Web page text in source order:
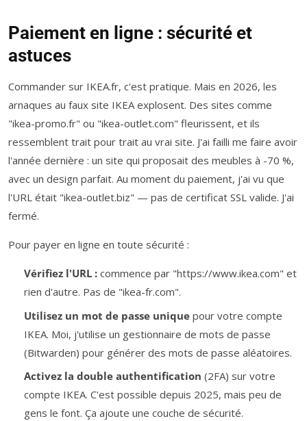
Paiement en ligne : sécurité et
astuces
Commander sur IKEA.fr, c'est pratique. Mais en 2026, les
arnaques au faux site IKEA explosent. Des sites comme
"ikea-promo.fr" ou "ikea-outlet.com" fleurissent, et ils
ressemblent trait pour trait au vrai site. J'ai failli me faire avoir
l'année dernière : un site qui proposait des meubles à -70 %,
avec un design parfait. Au moment du paiement, j'ai vu que
l'URL était "ikea-outlet.biz" — pas de certificat SSL valide. J'ai
fermé.
Pour payer en ligne en toute sécurité :
Vérifiez l'URL :commence par "https://www.ikea.com" et
rien d'autre. Pas de "ikea-fr.com".
Utilisez un mot de passe uniquepour votre compte
IKEA. Moi, j'utilise un gestionnaire de mots de passe
(Bitwarden) pour générer des mots de passe aléatoires.
Activez la double authentification (2FA) sur votre
compte IKEA. C'est possible depuis 2025, mais peu de
gens le font. Ça ajoute une couche de sécurité.